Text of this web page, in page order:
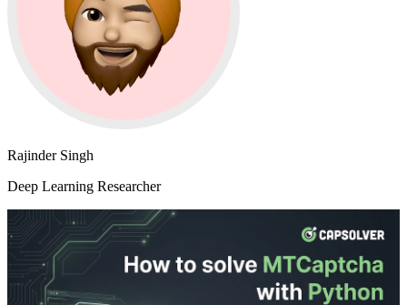
Rajinder Singh
Deep Learning Researcher